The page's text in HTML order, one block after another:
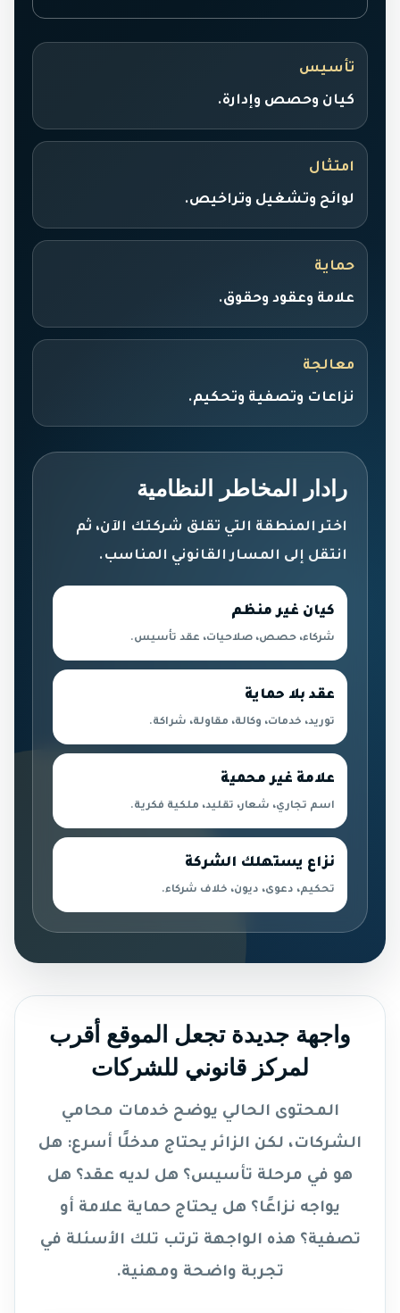
تأسيس
كيان وحصص وإدارة.
امتثال
لوائح وتشغيل وتراخيص.
حماية
علامة وعقود وحقوق.
معالجة
نزاعات وتصفية وتحكيم.
رادار المخاطر النظامية
اختر المنطقة التي تقلق شركتك الآن، ثم
انتقل إلى المسار القانوني المناسب.
كيان غير منظم
شركاء، حصص، صلاحيات، عقد تأسيس.
عقد بلا حماية
توريد، خدمات، وكالة، مقاولة، شراكة.
علامة غير محمية
اسم تجاري، شعار، تقليد، ملكية فكرية.
نزاع يستهلك الشركة
تحكيم، دعوى، ديون، خلاف شركاء.
واجهة جديدة تجعل الموقع أقرب
لمركز قانوني للشركات
المحتوى الحالي يوضح خدمات محامي
الشركات، لكن الزائر يحتاج مدخلًا أسرع: هل
هو في مرحلة تأسيس؟ هل لديه عقد؟ هل
يواجه نزاعًا؟ هل يحتاج حماية علامة أو
تصفية؟ هذه الواجهة ترتب تلك الأسئلة في
تجربة واضحة ومهنية.